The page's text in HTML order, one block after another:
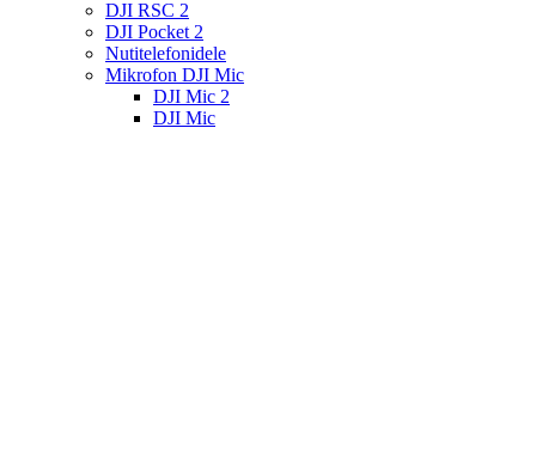
DJI RSC 2
DJI Pocket 2
Nutitelefonidele
Mikrofon DJI Mic
DJI Mic 2
DJI Mic